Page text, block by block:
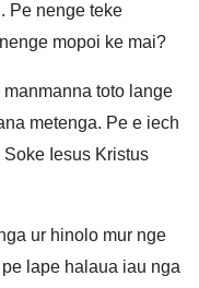
Pe nenge teke
mopoi ke mai?
toto lange
metenga. Pe e iech
Iesus Kristus
ur hinolo mur nge
lape halaua iau nga